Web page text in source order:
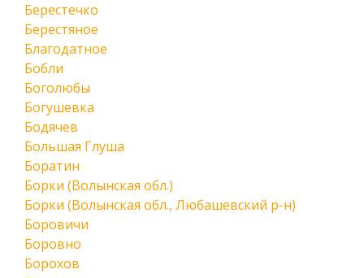
Берестечко
Берестяное
Благодатное
Бобли
Боголюбы
Богушевка
Бодячев
Большая Глуша
Боратин
Борки (Волынская обл.)
Борки (Волынская обл., Любашевский р-н)
Боровичи
Боровно
Борохов